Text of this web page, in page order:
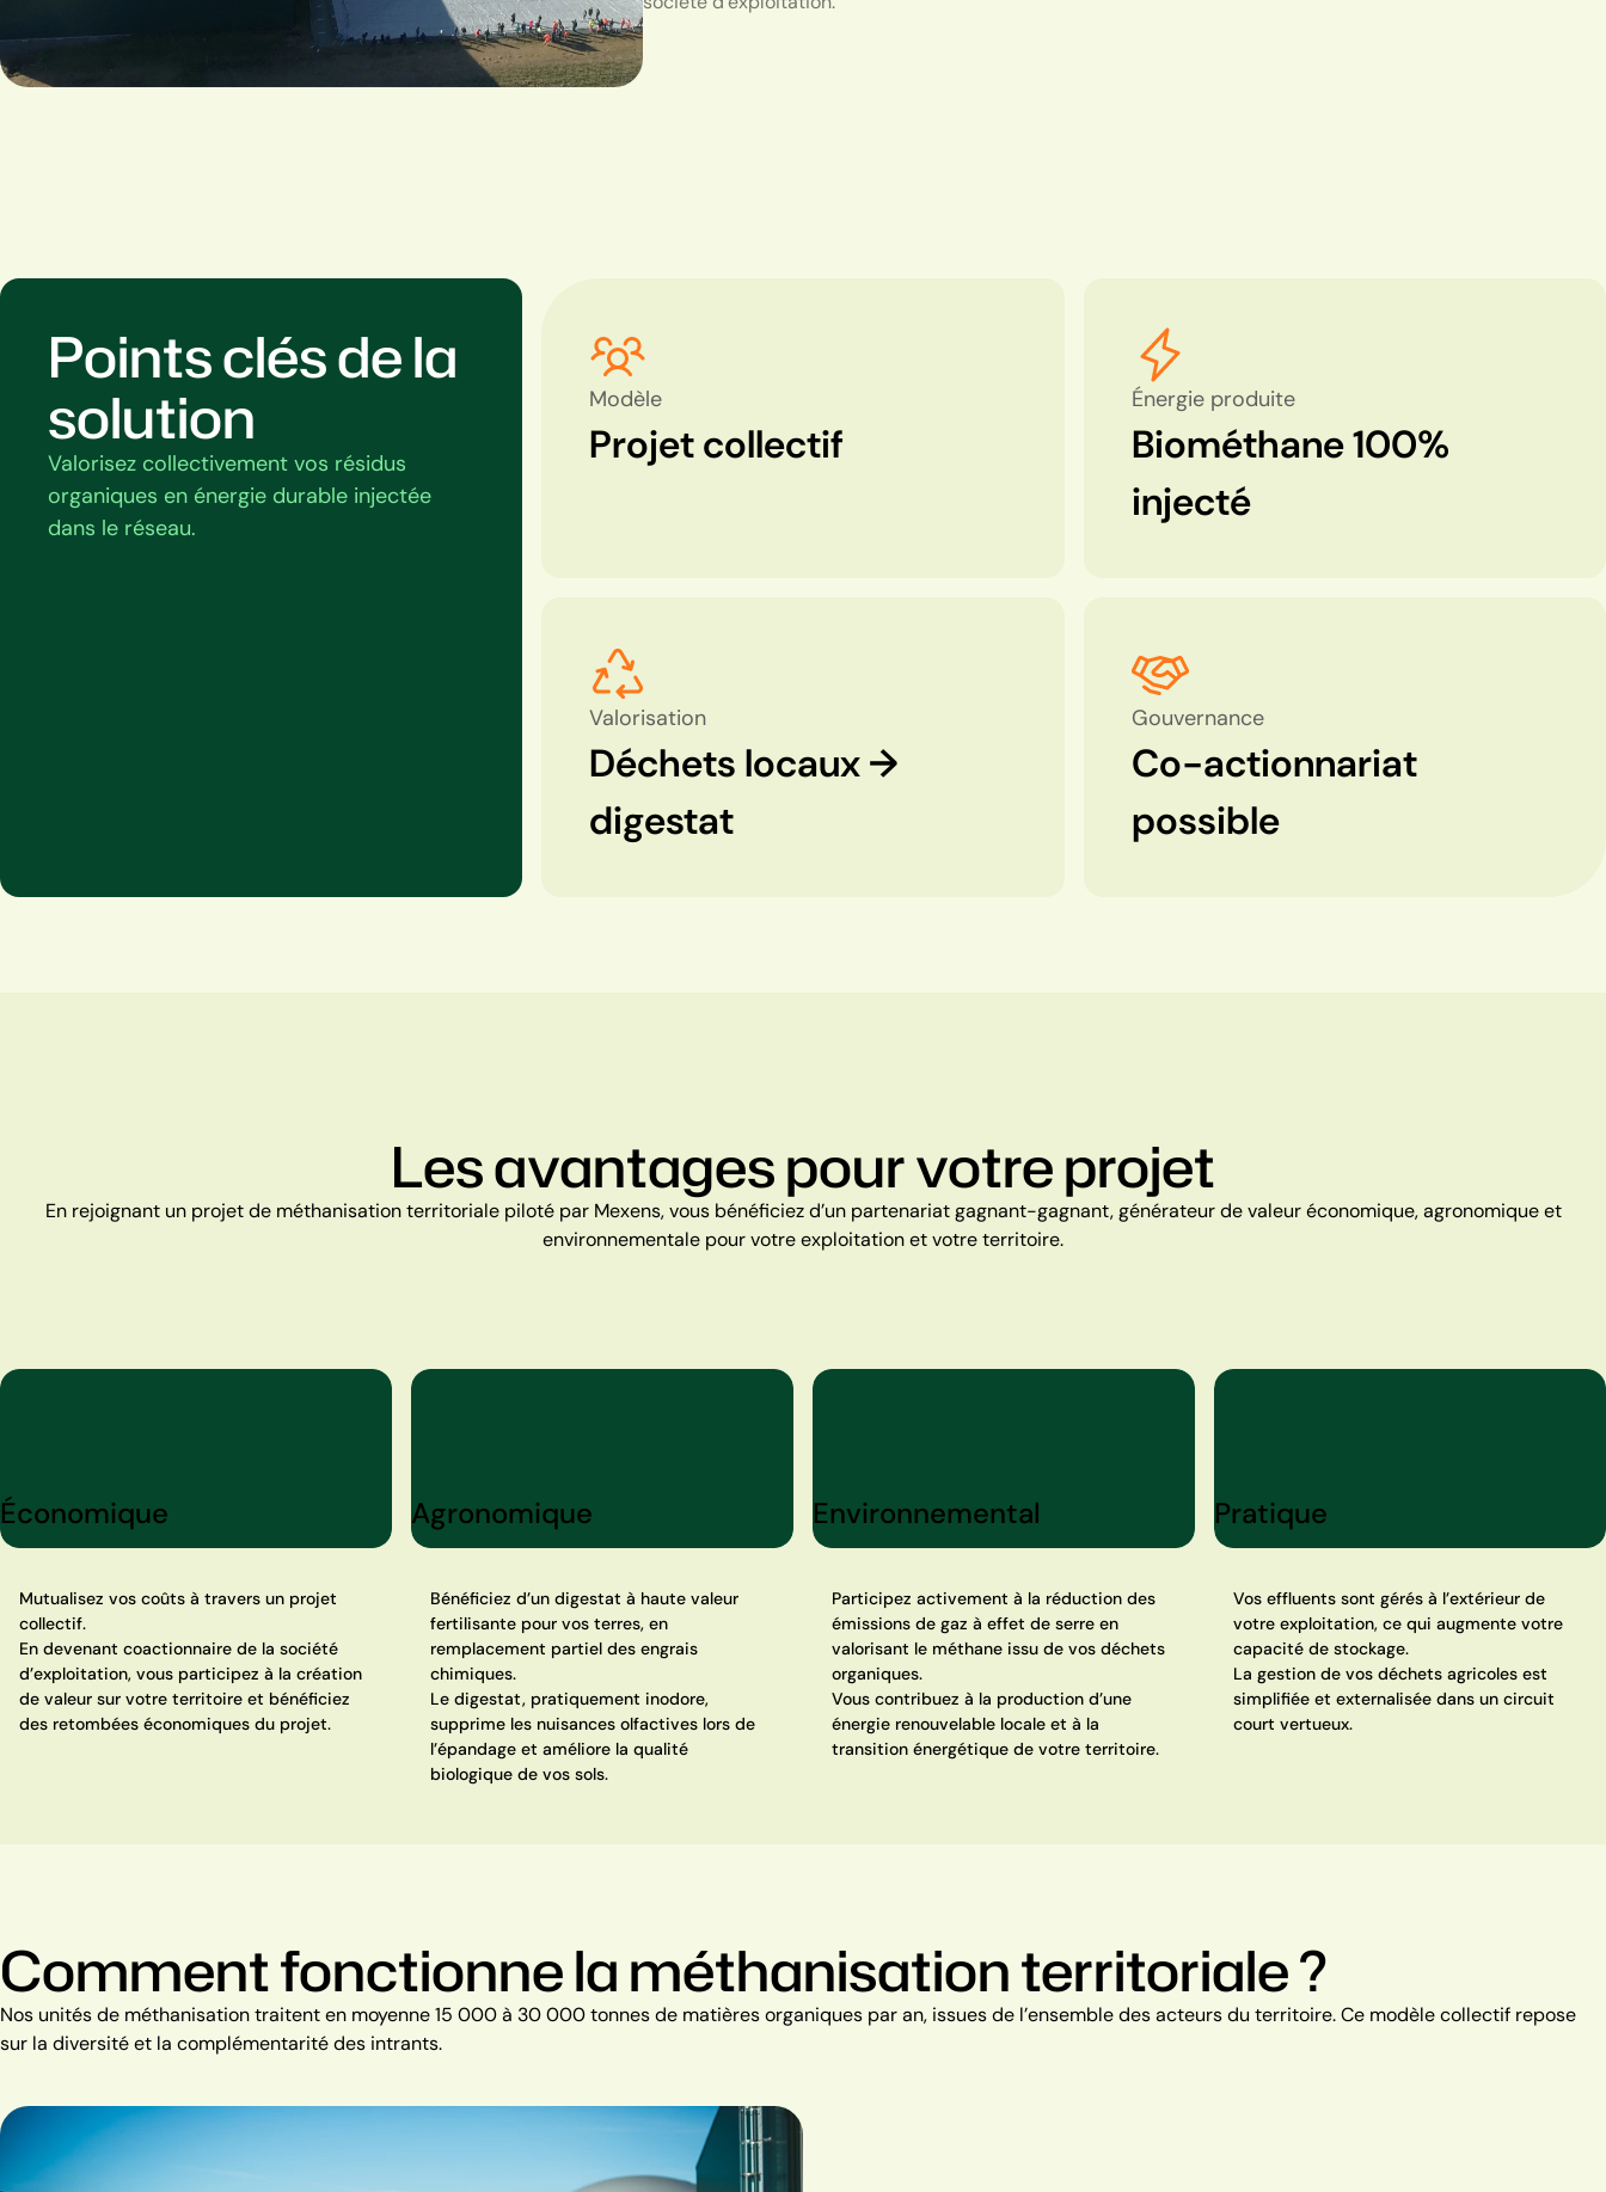
Points clés de la
solution
Valorisez collectivement vos résidus
organiques en énergie durable injectée
dans le réseau.
Modèle
Projet collectif
Énergie produite
Biométhane 100%
injecté
Valorisation
Déchets locaux →
digestat
Gouvernance
Co-actionnariat
possible
Les avantages pour votre projet
En rejoignant un projet de méthanisation territoriale piloté par Mexens, vous bénéficiez d’un partenariat gagnant-gagnant, générateur de valeur économique, agronomique et
environnementale pour votre exploitation et votre territoire.
Économique
Mutualisez vos coûts à travers un projet
collectif.
En devenant coactionnaire de la société
d’exploitation, vous participez à la création
de valeur sur votre territoire et bénéficiez
des retombées économiques du projet.
Agronomique
Bénéficiez d’un digestat à haute valeur
fertilisante pour vos terres, en
remplacement partiel des engrais
chimiques.
Le digestat, pratiquement inodore,
supprime les nuisances olfactives lors de
l’épandage et améliore la qualité
biologique de vos sols.
Environnemental
Participez activement à la réduction des
émissions de gaz à effet de serre en
valorisant le méthane issu de vos déchets
organiques.
Vous contribuez à la production d’une
énergie renouvelable locale et à la
transition énergétique de votre territoire.
Pratique
Vos effluents sont gérés à l’extérieur de
votre exploitation, ce qui augmente votre
capacité de stockage.
La gestion de vos déchets agricoles est
simplifiée et externalisée dans un circuit
court vertueux.
Comment fonctionne la méthanisation territoriale ?
Nos unités de méthanisation traitent en moyenne 15 000 à 30 000 tonnes de matières organiques par an, issues de l’ensemble des acteurs du territoire. Ce modèle collectif repose
sur la diversité et la complémentarité des intrants.